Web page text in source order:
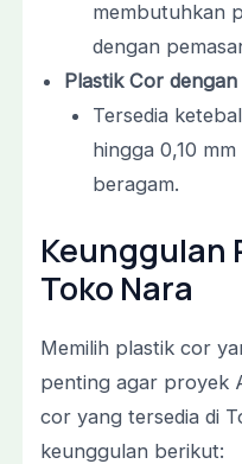
membutuhkan
dengan
Plastik Cor
Tersedia
hingga 0,10
beragam.
Keunggulan
Toko Nara
Memilih plastik cor
penting agar proyek
cor yang tersedia di
keunggulan berikut: